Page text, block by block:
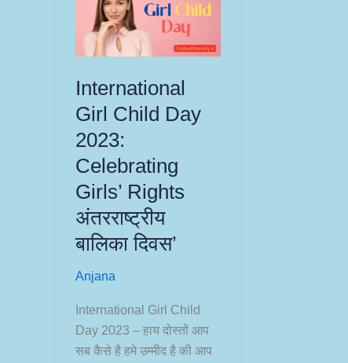
International
Girl Child Day
2023:
Celebrating
Girls’ Rights
अंतरराष्ट्रीय
बालिका दिवस’
Anjana
International Girl Child
Day 2023 – हाय दोस्तों आप
सब कैसे है हमे उम्मीद है की आप